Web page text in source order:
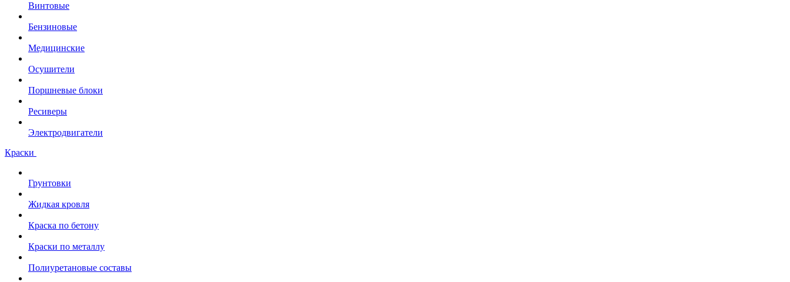
Винтовые
Бензиновые
Медицинские
Осушители
Поршневые блоки
Ресиверы
Электродвигатели
Краски
Грунтовки
Жидкая кровля
Краска по бетону
Краски по металлу
Полиуретановые составы